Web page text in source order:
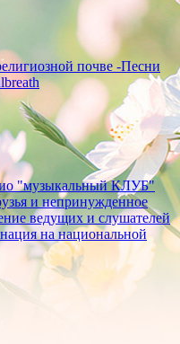
почве -Песни
"музыкальный КЛУБ"
и непринужденное
ведущих и слушателей
на национальной